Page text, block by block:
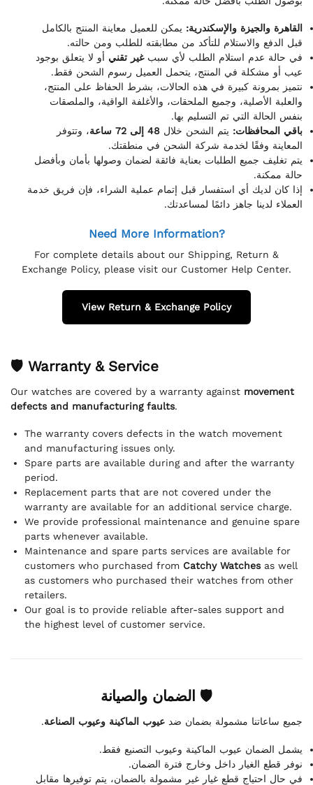
القاهرة والجيزة والإسكندرية: يمكن للعميل معاينة المنتج بالكامل
قبل الدفع والاستلام للتأكد من مطابقته للطلب ومن حالته.
في حالة عدم استلام الطلب لأي سببغير تقني أو لا يتعلق بوجود
عيب أو مشكلة في المنتج، يتحمل العميل رسوم الشحن فقط.
نتميز بمرونة كبيرة في هذه الحالات، بشرط الحفاظ على المنتج،
والعلبة الأصلية، وجميع الملحقات، والأغلفة الواقية، والملصقات
بنفس الحالة التي تم التسليم بها.
باقي المحافظات: يتم الشحن خلال 48 إلى 72 ساعة
، وتتوفر
المعاينة وفقًا لخدمة شركة الشحن في منطقتك.
يتم تغليف جميع الطلبات بعناية فائقة لضمان وصولها بأمان وبأفضل
حالة ممكنة.
إذا كان لديك أي استفسار قبل إتمام عملية الشراء، فإن فريق خدمة
العملاء لدينا جاهز دائمًا لمساعدتك.
Need More Information?
For complete details about our Shipping, Return &
Exchange Policy, please visit our Customer Help Center.
View Return & Exchange Policy
🛡 Warranty & Service
Our watches are covered by a warranty against movement
defects and manufacturing faults.
The warranty covers defects in the watch movement
and manufacturing issues only.
Spare parts are available during and after the warranty
period.
Replacement parts that are not covered under the
warranty are available for an additional service charge.
We provide professional maintenance and genuine spare
parts whenever available.
Maintenance and spare parts services are available for
customers who purchased from Catchy Watchesas well
as customers who purchased their watches from other
retailers.
Our goal is to provide reliable after-sales support and
the highest level of customer service.
🛡 الضمان والصيانة
جميع ساعاتنا مشمولة بضمان ضد عيوب الماكينة وعيوب الصناعة.
يشمل الضمان عيوب الماكينة وعيوب التصنيع فقط.
نوفر قطع الغيار داخل وخارج فترة الضمان.
في حال احتياج قطع غيار غير مشمولة بالضمان، يتم توفيرها مقابل